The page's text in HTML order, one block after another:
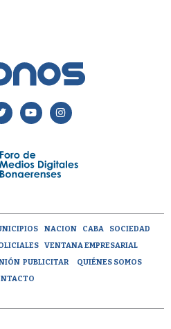
NACION CABA
SOCIEDAD
VENTANA EMPRESARIAL
PUBLICITAR
QUIÉNES SOMOS